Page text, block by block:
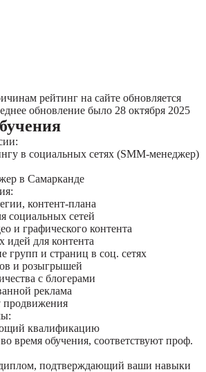
рейтинг на сайте обновляется
обновление было 28 октября 2025
в социальных сетях (SMM-менеджер)
в Самарканде
контент-плана
социальных сетей
и графического контента
идей для контента
групп и страниц в соц. сетях
и розыгрышей
с блогерами
реклама
продвижения
квалификацию
время обучения, соответствуют проф.
подтверждающий ваши навыки